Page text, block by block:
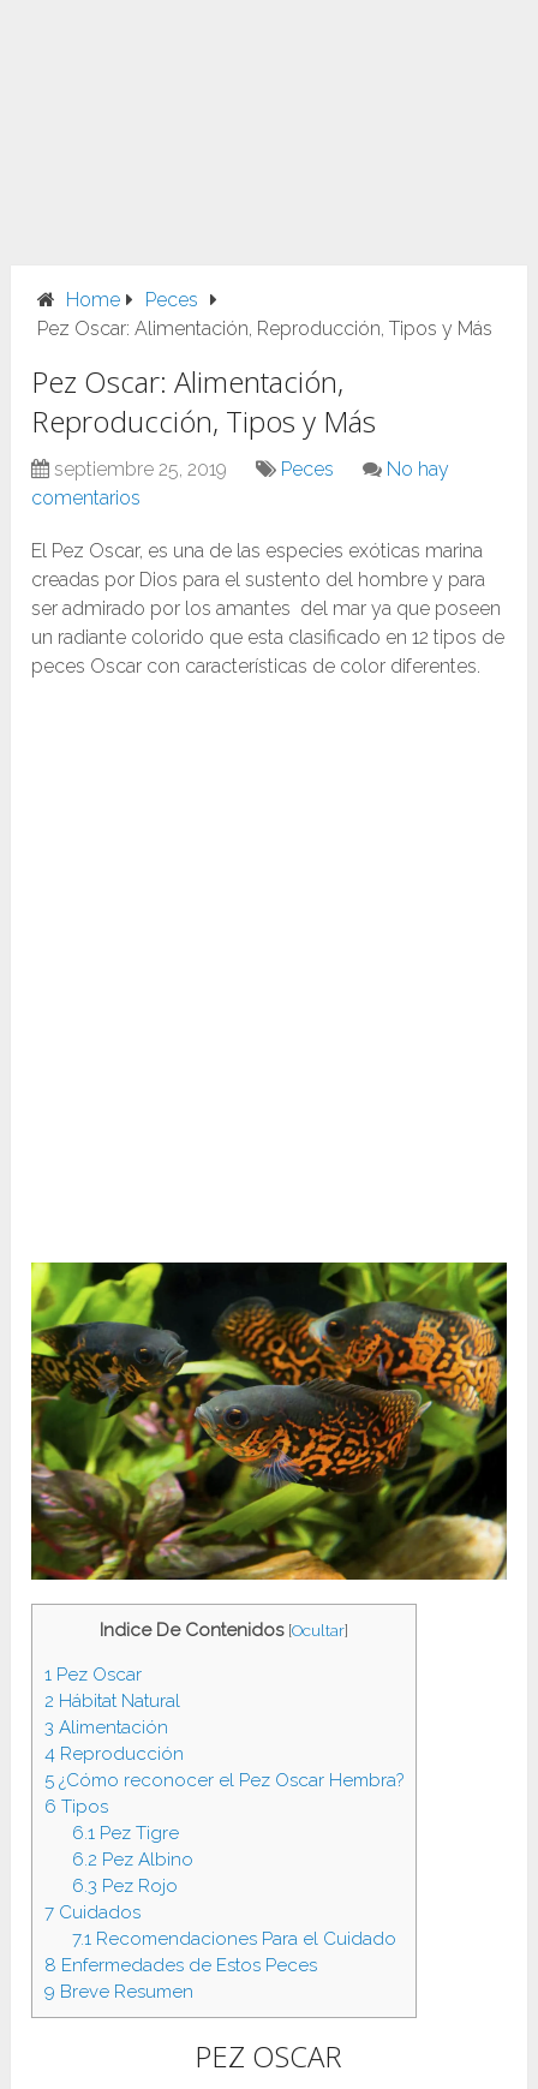
Home
Peces
Pez Oscar: Alimentación, Reproducción, Tipos y Más
Pez Oscar: Alimentación,
Reproducción, Tipos y Más
septiembre 25, 2019 Peces
No hay
comentarios
El Pez Oscar, es una de las especies exóticas marina
creadas por Dios para el sustento del hombre y para
ser admirado por los amantes del mar ya que poseen
un radiante colorido que esta clasificado en 12 tipos de
peces Oscar con características de color diferentes.
Indice De Contenidos [Ocultar]
1 Pez Oscar
2 Hábitat Natural
3 Alimentación
4 Reproducción
5 ¿Cómo reconocer el Pez Oscar Hembra?
6 Tipos
6.1Pez Tigre
6.2 Pez Albino
6.3 Pez Rojo
7 Cuidados
7.1Recomendaciones Para el Cuidado
8 Enfermedades de Estos Peces
9 Breve Resumen
PEZ OSCAR